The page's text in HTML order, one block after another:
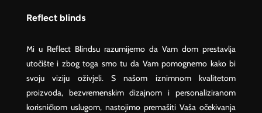
Reflect blinds
Mi u Reflect Blindsu razumijemo da Vam dom prestavlja
utočište i zbog toga smo tu da Vam pomognemo kako bi
svoju viziju oživjeli. S našom iznimnom kvalitetom
proizvoda, bezvremenskim dizajnom i personaliziranom
korisničkom uslugom, nastojimo premašiti Vaša očekivanja